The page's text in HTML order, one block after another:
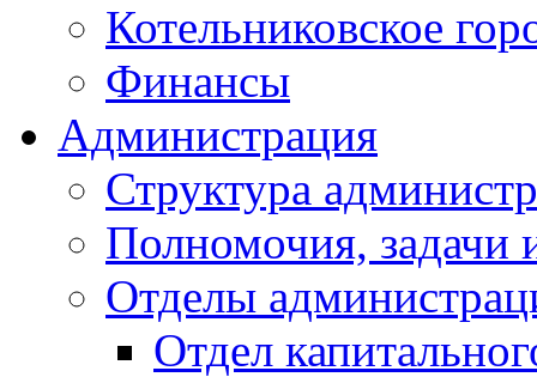
Котельниковское
Финансы
Администрация
Структура
Полномочия, задачи
Отделы
Отдел